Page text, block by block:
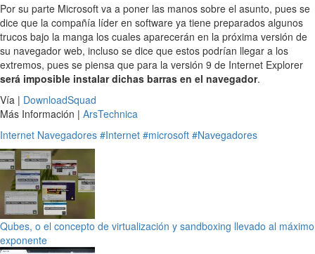
Por su parte Microsoft va a poner las manos sobre el asunto, pues se
dice que la compañía líder en software ya tiene preparados algunos
trucos bajo la manga los cuales aparecerán en la próxima versión de
su navegador web, incluso se dice que estos podrían llegar a los
extremos, pues se piensa que para la versión 9 de Internet Explorer
será imposible instalar dichas barras en el navegador.
Vía | DownloadSquad
Más Información | ArsTechnica
Internet Navegadores #Internet #microsoft #Navegadores
Qubes, o el concepto de virtualización y sandboxing llevado al máximo
exponente